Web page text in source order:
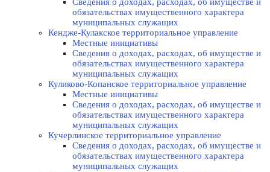
обязательствах имущественного характера
муниципальных служащих
Кендже-Кулакское территориальное управление
Местные инициативы
Сведения о доходах, расходах, об имуществе и
обязательствах имущественного характера
муниципальных служащих
Куликово-Копанское территориальное управление
Местные инициативы
Сведения о доходах, расходах, об имуществе и
обязательствах имущественного характера
муниципальных служащих
Кучерлинское территориальное управление
Сведения о доходах, расходах, об имуществе и
обязательствах имущественного характера
муниципальных служащих